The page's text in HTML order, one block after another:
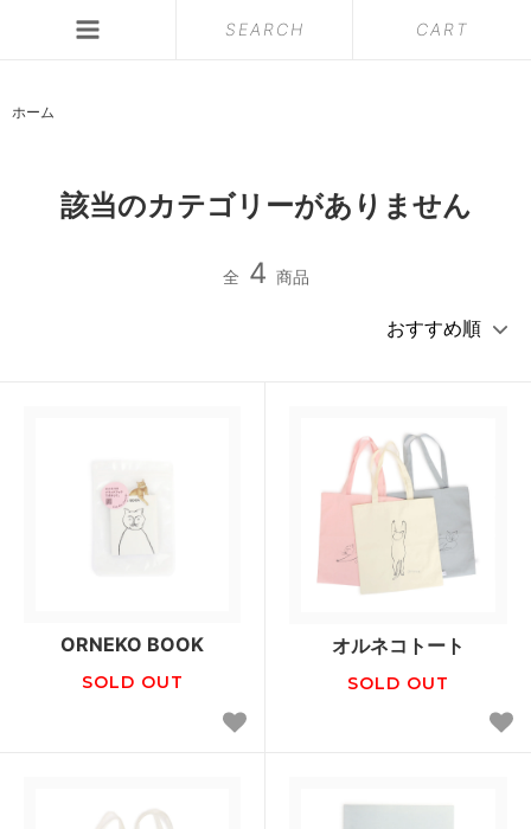
SEARCH CART
ホーム
該当のカテゴリーがありません
全 4 商品
ORNEKO BOOK
SOLD OUT
オルネコトート
SOLD OUT